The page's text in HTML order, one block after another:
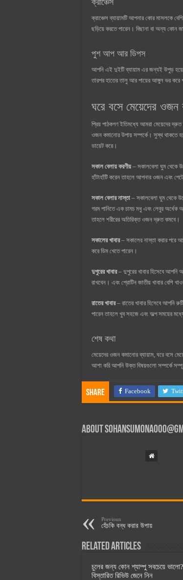
ক্রাঞ্চেস
ক্রাঞ্চেস ব্যায়ামটি আপনার কোর মাসলকে
ছড়িয়ে করতে পারেন। বিছানা বা অন্য কোন
পুশ আপ আর ডিপস
আপনি এই দুইটি ব্যায়াম এর জন্যই উপুড় হয়ে
তারপর হাতের তালু আর পায়ের আঙ্গুল ভর করে
ঘরে বসে মেয়েদের
প্রিয় পাঠকগণ ইতিমধ্যে আমরা মেয়েদের
ওজন কমানোর উপায় সম্পর্কে। সুস্থ থাকতে
ডায়েট করে।
সকাল বেলায় করণীয় – সকালবেলা ঘুম থেকে
হাঁটাহাঁটি করেন তাহলে আপনার ওজন এবং
সকাল বেলার নাস্তা – সকালবেলা ঘুম থেকে
গরম পানিতে এক চামচ মধু এবং লেবুর অর্ধেক
তাহলে শরীরের অতিরিক্ত ওজন দ্রুত কমবে।
সকালের খাবার– সকালের নাস্তা করার পরে
করে ডিম খেতে পারেন।
দুপুরের খাবার– দুপুরের খাবার হিসেবে আপনি
রাখবেন। এবং প্রোটিন জাতীয় খাবার বেশি
রাতের খাবার– রাতের খাবার হিসেবে আপনি
পারেন তাহলে খুব সহজে এবং অল্প সময়ের
শেষ কথা
মেয়েদের ওজন কমানোর ব্যায়াম, ঘরে বসে
আশা করি আপনি উক্ত বিষয়গুলো সম্পর্কে
Share Facebook
About
Previous
হেঁচকি বন্ধ করার উপায়
Related Articles
চুলের জন্য কোন শ্যাম্পু সবচেয়ে ভালো?
বিস্তারিত রিভিউ জেনে নিন